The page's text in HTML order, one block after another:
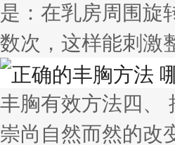
是：在乳房周围旋
数次，这样能刺激
丰胸有效方法四、
崇尚自然而然的改